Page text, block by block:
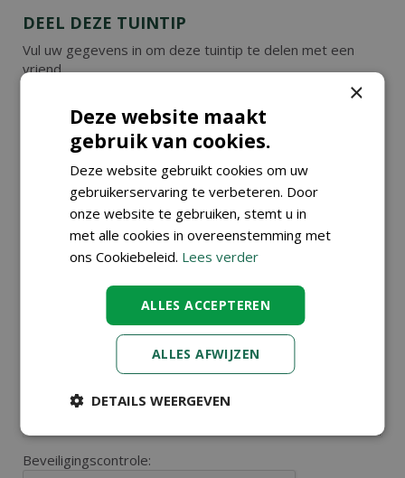
DEEL DEZE TUINTIP
Vul uw gegevens in om deze tuintip te delen met een
vriend.
mailadres: *
ontvanger:
E-mailadres
van ontvanger:
Beveiligingscontrole:
×
Deze website maakt
gebruik van cookies.
Deze website gebruikt cookies om uw
gebruikerservaring te verbeteren. Door
onze website te gebruiken, stemt u in
met alle cookies in overeenstemming met
ons Cookiebeleid. Lees verder
ALLES ACCEPTEREN
ALLES AFWIJZEN
DETAILS WEERGEVEN